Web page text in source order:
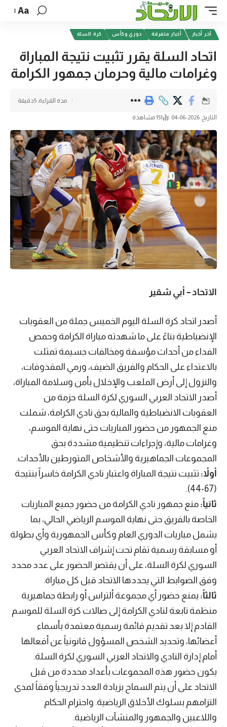
Aa
آخر أخبار أخبار متفرقة دوري وكأس كرة السلة
اتحاد السلة يقرر تثبيت نتيجة المباراة
وغرامات مالية وحرمان جمهور الكرامة
التاريخ: 2026-06-04 151 مشاهدة
مدة القراءة: 5دقيقة
الاتحاد – أبي شقير
أصدر اتحاد كرة السلة اليوم الخميس جملة من العقوبات
الإنضباطية بناءً على ما شهدته مباراة الكرامة وحمص
الفداء من أحداث مؤسفة ومخالفات جسيمة تمثلت
بالاعتداء على الحكام والفريق الضيف، ورمي المقذوفات،
والنزول إلى أرض الملعب والإخلال بأمن وسلامة المباراة،
أصدر الاتحاد العربي السوري لكرة السلة حزمة من
العقوبات الانضباطية والمالية بحق نادي الكرامة، شملت
منع الجمهور من حضور المباريات حتى نهاية الموسم،
وغرامات مالية، وإجراءات تنظيمية مشددة بحق
المجموعات الجماهيرية والأشخاص المتورطين بالأحداث.
أولاً:تثبيت نتيجة المباراة واعتبار نادي الكرامة خاسراً بنتيجة
(67-44).
ثانياً: منع جمهور نادي الكرامة من حضور جميع المباريات
الخاصة بالفريق حتى نهاية الموسم الرياضي الحالي، بما
يشمل مباريات الدوري العام وكأس الجمهورية وأي بطولة
أو مسابقة رسمية تقام تحت إشراف الاتحاد العربي
السوري لكرة السلة، على أن يقتصر الحضور على عدد محدد
وفق الضوابط التي يحددها الاتحاد قبل كل مباراة.
ثالثاً: يمنع حضور أي مجموعة ألتراس أو رابطة جماهيرية
منظمة تابعة لنادي الكرامة إلى صالات كرة السلة للموسم
القادم إلا بعد تقديم قائمة رسمية معتمدة بأسماء
أعضائها، وتحديد الشخص المسؤول قانونياً عن أفعالها
أمام إدارة النادي والاتحاد العربي السوري لكرة السلة.
يكون حضور هذه المجموعات بأعداد محددة من قبل
الاتحاد على أن يتم السماح بزيادة العدد تدريجياً وفقاً لمدى
التزامهم بسلوك الأخلاق الرياضية. واحترام الحكام
واللاعبين والجمهور والمنشآت الرياضية.